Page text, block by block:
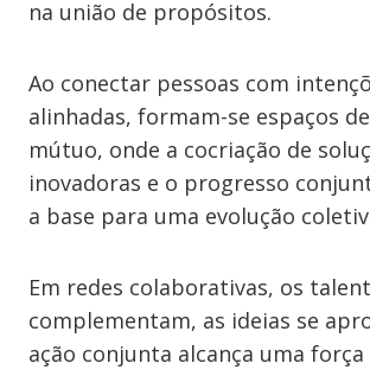
na união de propósitos.
Ao conectar pessoas com
alinhadas, formam-se espaços
mútuo, onde a cocriação de
inovadoras e o progresso
a base para uma evolução
Em redes colaborativas, os
complementam, as ideias se
ação conjunta alcança uma força